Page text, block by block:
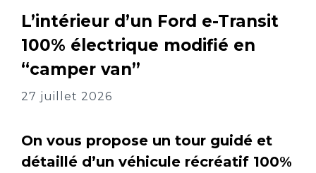
L’intérieur d’un Ford e-Transit
100% électrique modifié en
“camper van”
27 juillet 2026
On vous propose un tour guidé et
détaillé d’un véhicule récréatif 100%